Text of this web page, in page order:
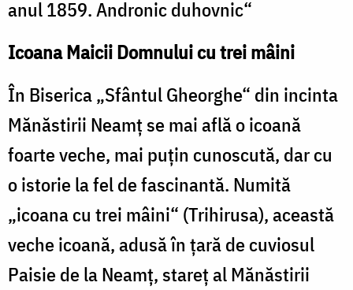
anul 1859. Andronic duhovnic“
Icoana Maicii Domnului cu trei mâini
În Biserica „Sfântul Gheorghe“ din incinta
Mănăstirii Neamţ se mai află o icoană
foarte veche, mai puţin cunoscută, dar cu
o istorie la fel de fascinantă. Numită
„icoana cu trei mâini“ (Trihirusa), această
veche icoană, adusă în ţară de cuviosul
Paisie de la Neamţ, stareţ al Mănăstirii